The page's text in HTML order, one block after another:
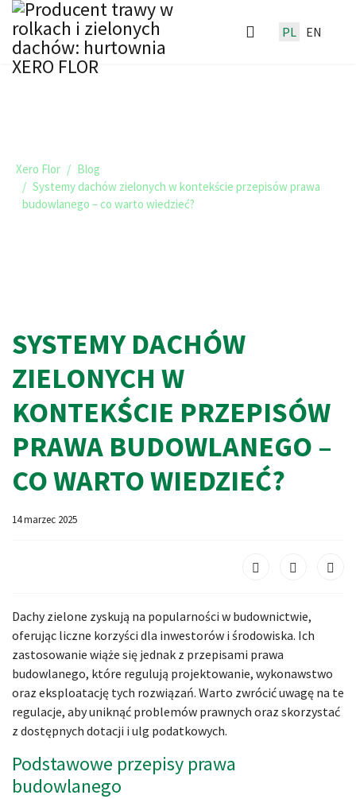
PL EN
Xero Flor
Blog
Systemy dachów zielonych w kontekście przepisów prawa
budowlanego – co warto wiedzieć?
SYSTEMY DACHÓW
ZIELONYCH W
KONTEKŚCIE PRZEPISÓW
PRAWA BUDOWLANEGO –
CO WARTO WIEDZIEĆ?
14 marzec 2025
Dachy zielone zyskują na popularności w budownictwie,
oferując liczne korzyści dla inwestorów i środowiska. Ich
zastosowanie wiąże się jednak z przepisami prawa
budowlanego, które regulują projektowanie, wykonawstwo
oraz eksploatację tych rozwiązań. Warto zwrócić uwagę na te
regulacje, aby uniknąć problemów prawnych oraz skorzystać
z dostępnych dotacji i ulg podatkowych.
Podstawowe przepisy prawa
budowlanego